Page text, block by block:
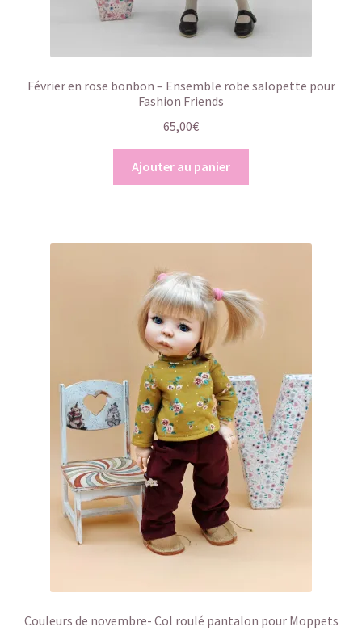
Février en rose bonbon – Ensemble robe salopette pour
Fashion Friends
65,00€
Ajouter au panier
Couleurs de novembre- Col roulé pantalon pour Moppets